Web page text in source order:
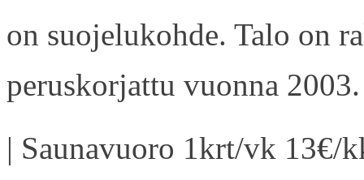
on suojelukohde. Talo on
peruskorjattu vuonna 2003.
| Saunavuoro 1krt/vk 13€/